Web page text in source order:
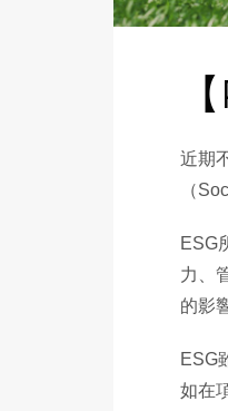
近期
（
ESG
力、
的影
ESG
如在